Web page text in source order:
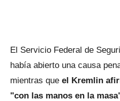
El Servicio Federal de
había abierto una causa
mientras que el Kremlin
"con las manos en la